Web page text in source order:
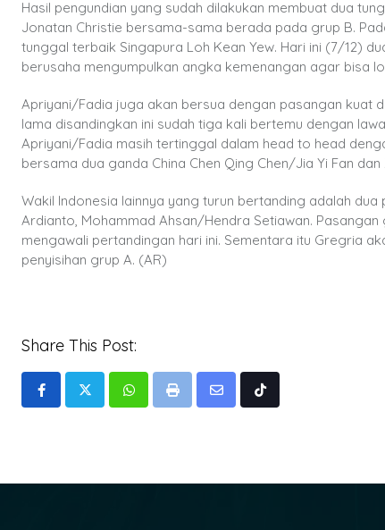
Hasil pengundian yang sudah dilakukan membuat dua
Jonatan Christie bersama-sama berada pada grup B.
tunggal terbaik Singapura Loh Kean Yew. Hari ini (7/12)
berusaha mengumpulkan angka kemenangan agar bisa
Apriyani/Fadia juga akan bersua dengan pasangan kuat
lama disandingkan ini sudah tiga kali bertemu dengan
Apriyani/Fadia masih tertinggal dalam head to head
bersama dua ganda China Chen Qing Chen/Jia Yi Fan
Wakil Indonesia lainnya yang turun bertanding adalah
Ardianto, Mohammad Ahsan/Hendra Setiawan.
mengawali pertandingan hari ini. Sementara itu Gregria
penyisihan grup A. (AR)
Share This Post:
WhatsappPrint
Share
Tiktok